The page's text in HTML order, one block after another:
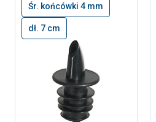
Śr. końcówki 4 mm
dł. 7 cm